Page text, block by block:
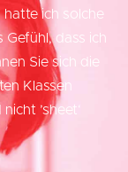
hatte ich solche
dass ich
Sie sich die
Klassen
’sheet‘